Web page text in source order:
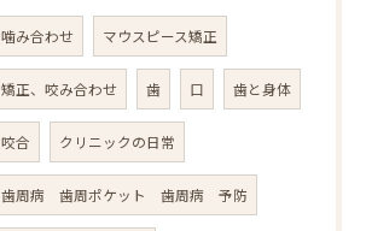
噛み合わせ マウスピース矯正
矯正、咬み合わせ 歯 口 歯と身体
咬合 クリニックの日常
歯周病 歯周ポケット 歯周病 予防